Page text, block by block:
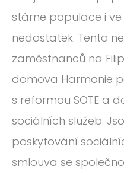
stárne populace i ve
nedostatek. Tento
zaměstnanců na
domova Harmonie
s reformou SOTE a
sociálních služeb.
poskytování
smlouva se